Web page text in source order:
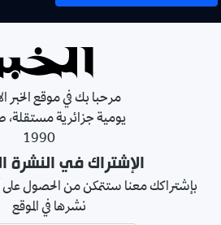
مرحبا بك في موقع الخبر
يومية جزائرية
1990
الإشتراك في النشرة
بإشتراكك معنا ستتمكن من الحصول على
نشرها في الموقع